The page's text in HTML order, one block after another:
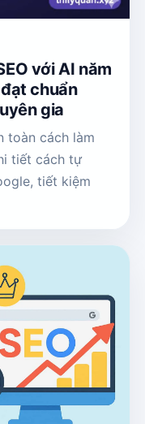
với AI năm
chuẩn
gia
toàn cách làm
tiết cách tự
tiết kiệm